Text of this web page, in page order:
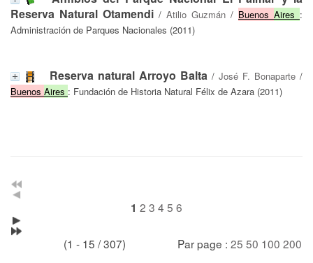
Reserva Natural Otamendi / Atilio Guzmán / Buenos Aires :
Administración de Parques Nacionales (2011)
Reserva natural Arroyo Balta / José F. Bonaparte /
Buenos Aires : Fundación de Historia Natural Félix de Azara (2011)
1 2 3 4 5 6
(1 - 15 / 307) Par page : 25 50 100 200